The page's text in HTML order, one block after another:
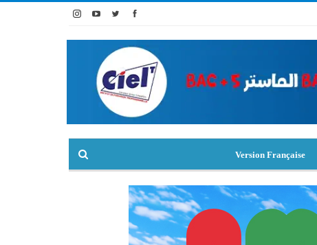
Version Française